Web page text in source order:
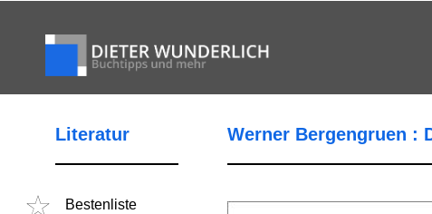
Literatur
Bestenliste
Werner Bergengruen :